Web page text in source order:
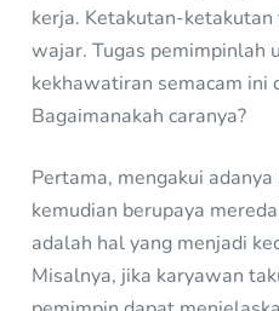
kerja. Ketakutan-
wajar. Tugas pemimpinlah
kekhawatiran semacam ini
Bagaimanakah caranya?
Pertama, mengakui
kemudian berupaya
adalah hal yang menjadi
Misalnya, jika karyawan